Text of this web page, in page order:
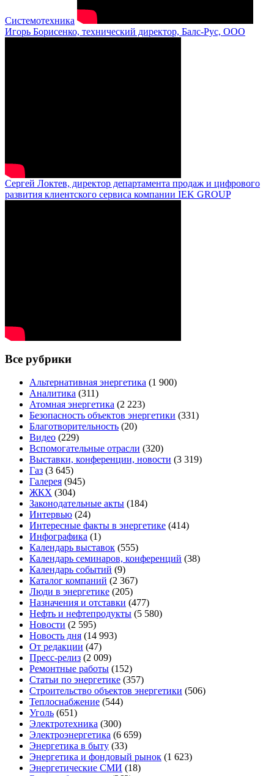
Системотехника
Игорь Борисенко, технический директор, Балс-Рус, ООО
Сергей Локтев, директор департамента продаж и цифрового
развития клиентского сервиса компании IEK GROUP
Все рубрики
Альтернативная энергетика (1 900)
Аналитика (311)
Атомная энергетика (2 223)
Безопасность объектов энергетики (331)
Благотворительность (20)
Видео (229)
Вспомогательные отрасли (320)
Выставки, конференции, новости (3 319)
Газ (3 645)
Галерея (945)
ЖКХ (304)
Законодательные акты (184)
Интервью (24)
Интересные факты в энергетике (414)
Инфографика (1)
Календарь выставок (555)
Календарь семинаров, конференций (38)
Календарь событий (9)
Каталог компаний (2 367)
Люди в энергетике (205)
Назначения и отставки (477)
Нефть и нефтепродукты (5 580)
Новости (2 595)
Новость дня (14 993)
От редакции (47)
Пресс-релиз (2 009)
Ремонтные работы (152)
Статьи по энергетике (357)
Строительство объектов энергетики (506)
Теплоснабжение (544)
Уголь (651)
Электротехника (300)
Электроэнергетика (6 659)
Энергетика в быту (33)
Энергетика и фондовый рынок (1 623)
Энергетические СМИ (18)